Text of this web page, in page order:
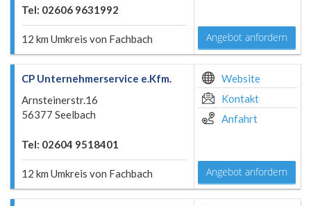
Tel: 02606 9631992
12 km Umkreis von Fachbach Angebot anfordern
CP Unternehmerservice e.Kfm.
Arnsteinerstr.16
56377 Seelbach
Tel: 02604 9518401
12 km Umkreis von Fachbach
Website
Kontakt
Anfahrt
Angebot anfordern